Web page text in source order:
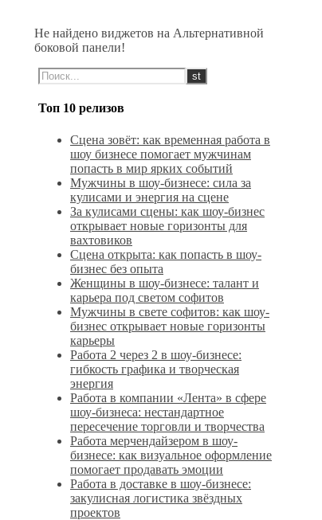
Не найдено виджетов на Альтернативной
боковой панели!
Топ 10 релизов
Сцена зовёт: как временная работа в
шоу бизнесе помогает мужчинам
попасть в мир ярких событий
Мужчины в шоу-бизнесе: сила за
кулисами и энергия на сцене
За кулисами сцены: как шоу-бизнес
открывает новые горизонты для
вахтовиков
Сцена открыта: как попасть в шоу-
бизнес без опыта
Женщины в шоу-бизнесе: талант и
карьера под светом софитов
Мужчины в свете софитов: как шоу-
бизнес открывает новые горизонты
карьеры
Работа 2 через 2 в шоу-бизнесе:
гибкость графика и творческая
энергия
Работа в компании «Лента» в сфере
шоу-бизнеса: нестандартное
пересечение торговли и творчества
Работа мерчендайзером в шоу-
бизнесе: как визуальное оформление
помогает продавать эмоции
Работа в доставке в шоу-бизнесе:
закулисная логистика звёздных
проектов